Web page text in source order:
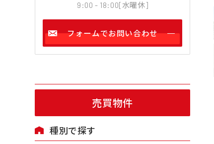
9:00 - 18:00[水曜休]
フォームでお問い合わせ
売買物件
種別で探す